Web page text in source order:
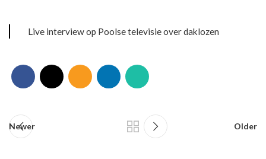
Live interview op Poolse televisie over daklozen
Newer Older